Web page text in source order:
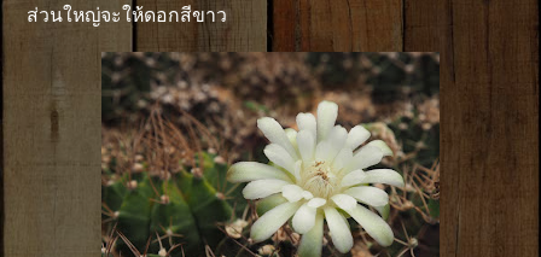
ส่วนใหญ่จะให้ดอกสีขาว